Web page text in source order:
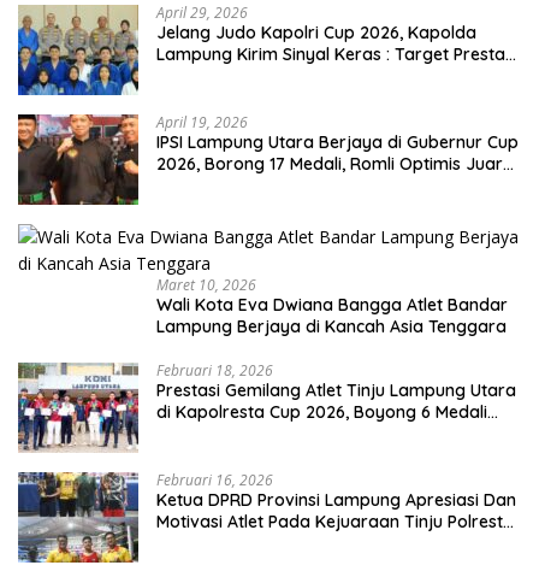
April 29, 2026
Jelang Judo Kapolri Cup 2026, Kapolda
Lampung Kirim Sinyal Keras : Target Prestasi
April 19, 2026
IPSI Lampung Utara Berjaya di Gubernur Cup
2026, Borong 17 Medali, Romli Optimis Juara
Maret 10, 2026
Wali Kota Eva Dwiana Bangga Atlet Bandar
Lampung Berjaya di Kancah Asia Tenggara
Februari 18, 2026
Prestasi Gemilang Atlet Tinju Lampung Utara
di Kapolresta Cup 2026, Boyong 6 Medali
Februari 16, 2026
Ketua DPRD Provinsi Lampung Apresiasi Dan
Motivasi Atlet Pada Kejuaraan Tinju Polresta